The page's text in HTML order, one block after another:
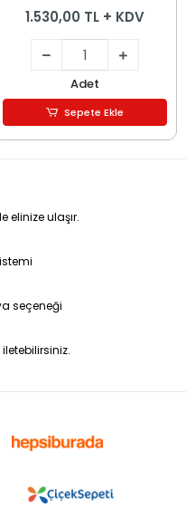
1.530,00 TL + KDV
Adet
Sepete Ekle
elinize ulaşır.
seçeneği